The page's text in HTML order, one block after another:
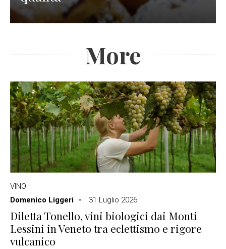
More
VINO
Domenico Liggeri
31 Luglio 2026
Diletta Tonello, vini biologici dai Monti
Lessini in Veneto tra eclettismo e rigore
vulcanico